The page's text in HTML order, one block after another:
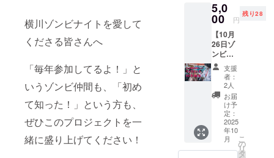
横川ゾンビナイトを愛して
くださる皆さんへ
「毎年参加してるよ！」と
いうゾンビ仲間も、「初め
て知った！」という方も、
ぜひこのプロジェクトを一
緒に盛り上げてください！
くださ
い。※そ
ご支援
者様と
バッ
ティン
グする
場合も
ありま
すので
ご了承
くださ
い。
10月19
日から
約1年間
掲載 ・
掲載方
法：文
字のみ
・注意
事項：
支援
時、必
ず備考
欄に掲
載を希
望され
るお名
コー
ナー
」。1時
間から2
時間列
に並ぶ
ことも
ありま
すが、
こちら
のファ
ストパ
スをご
支援い
ただく
と列に
5,0
00 円
残り28
【10月
26日ゾ
ンビ変
身体験
コー
ナー
ファス
トパ
ス】横
川ゾン
ビナイ
ト大人
気コン
支援
者：
2人
お届
け予
定：
2025
年10
月
こ
の
リ
タ